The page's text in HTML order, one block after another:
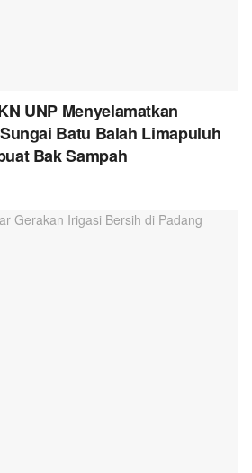
UNP Menyelamatkan
Batu Balah Limapuluh
Bak Sampah